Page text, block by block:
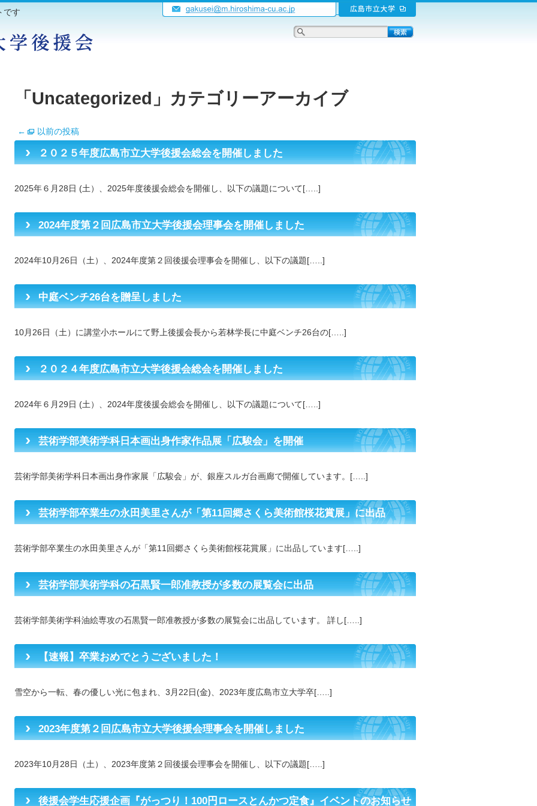
です
リンク集
後援会からのお知らせ
「 Uncategorized 」カテゴリーアーカイブ
← 以前の投稿
２０２５年度広島市立大学後援会総会を開催しました
2025年６月28日 (土）、2025年度後援会総会を開催し、以下の議題について[…..]
2024年度第２回広島市立大学後援会理事会を開催しました
2024年10月26日（土）、2024年度第２回後援会理事会を開催し、以下の議題[…..]
中庭ベンチ26台を贈呈しました
10月26日（土）に講堂小ホールにて野上後援会長から若林学長に中庭ベンチ26台の[…..]
２０２４年度広島市立大学後援会総会を開催しました
2024年６月29日 (土）、2024年度後援会総会を開催し、以下の議題について[…..]
芸術学部美術学科日本画出身作家作品展「広駿会」を開催
芸術学部美術学科日本画出身作家展「広駿会」が、銀座スルガ台画廊で開催しています。[…..]
芸術学部卒業生の永田美里さんが「第11回郷さくら美術館桜花賞展」に出品
芸術学部卒業生の水田美里さんが「第11回郷さくら美術館桜花賞展」に出品しています[…..]
芸術学部美術学科の石黒賢一郎准教授が多数の展覧会に出品
芸術学部美術学科油絵専攻の石黒賢一郎准教授が多数の展覧会に出品しています。 詳し[…..]
【速報】卒業おめでとうございました！
雪空から一転、春の優しい光に包まれ、3月22日(金)、2023年度広島市立大学卒[…..]
2023年度第２回広島市立大学後援会理事会を開催しました
2023年10月28日（土）、2023年度第２回後援会理事会を開催し、以下の議題[…..]
後援会学生応援企画『がっつり！100円ロースとんかつ定食』イベントのお知らせ